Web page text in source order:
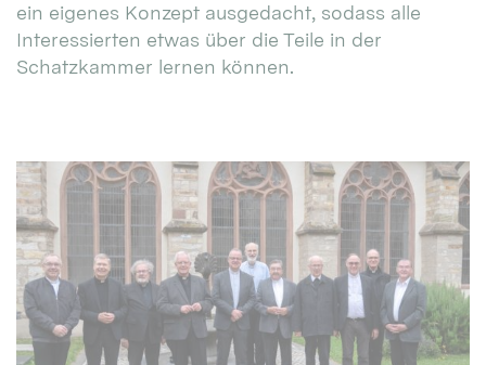
ein eigenes Konzept ausgedacht, sodass alle
Interessierten etwas über die Teile in der
Schatzkammer lernen können.